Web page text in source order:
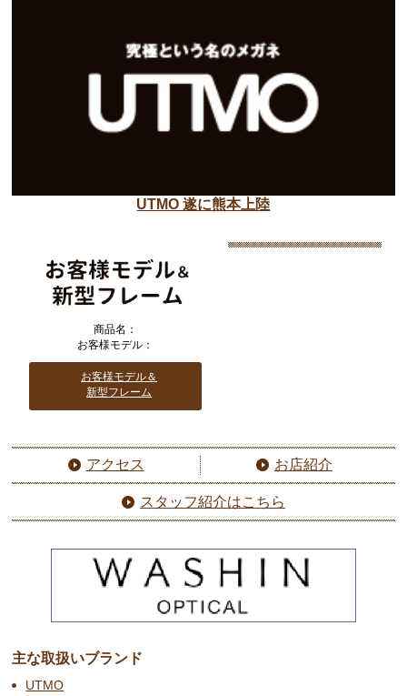
UTMO 遂に熊本上陸
商品名：
お客様モデル：
お客様モデル＆
新型フレーム
アクセス お店紹介
スタッフ紹介はこちら
主な取扱いブランド
UTMO